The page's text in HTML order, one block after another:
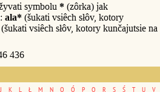
symbolu * (zôrka) jak
ala* (šukati vsiêch słôv, kotory
(šukati vsiêch słôv, kotory kunčajutsie na
436
J K L Ł M N O Ó P Q R S Ś T U V